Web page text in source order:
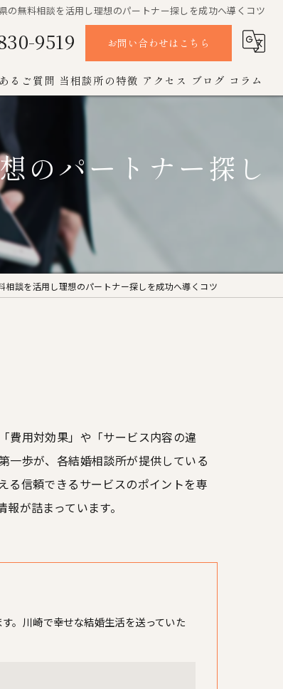
の無料相談を活用し理想のパートナー探しを成功へ導くコツ
9519 お問い合わせはこちら
るご質問 当相談所の特徴
お見合い
成婚
男性
アクセス ブログ コラム
のパートナー探し
相談を活用し理想のパートナー探しを成功へ導くコツ
費用対効果」や「サービス内容の違
一歩が、各結婚相談所が提供している
る信頼できるサービスのポイントを専
が詰まっています。
。川崎で幸せな結婚生活を送っていた